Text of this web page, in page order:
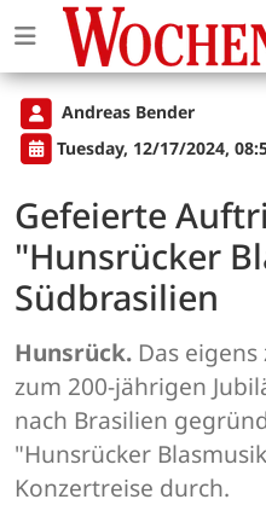
Andreas Bender
Tuesday, 12/17/2024,
Gefeierte
"Hunsrücker
Südbrasilien
Hunsrück. Das
zum 200-jährigen
nach Brasilien
"Hunsrücker
Konzertreise durch.